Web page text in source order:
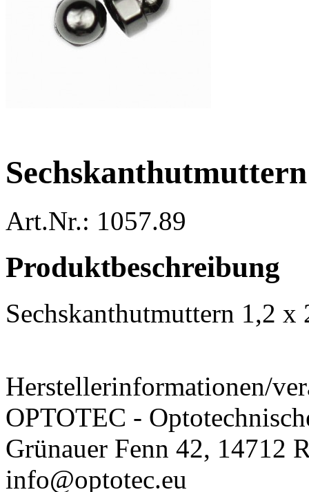
Art.Nr.: 1057.89
Produktbeschreibung
Sechskanthutmuttern 1,2
Herstellerinformationen/
OPTOTEC -
Grünauer Fenn 42, 14712
info@optotec.eu